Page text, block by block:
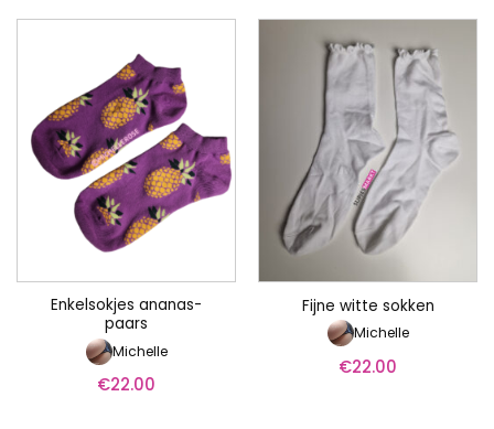
Enkelsokjes ananas-
paars
Michelle
€22.00
Fijne witte sokken
Michelle
€22.00